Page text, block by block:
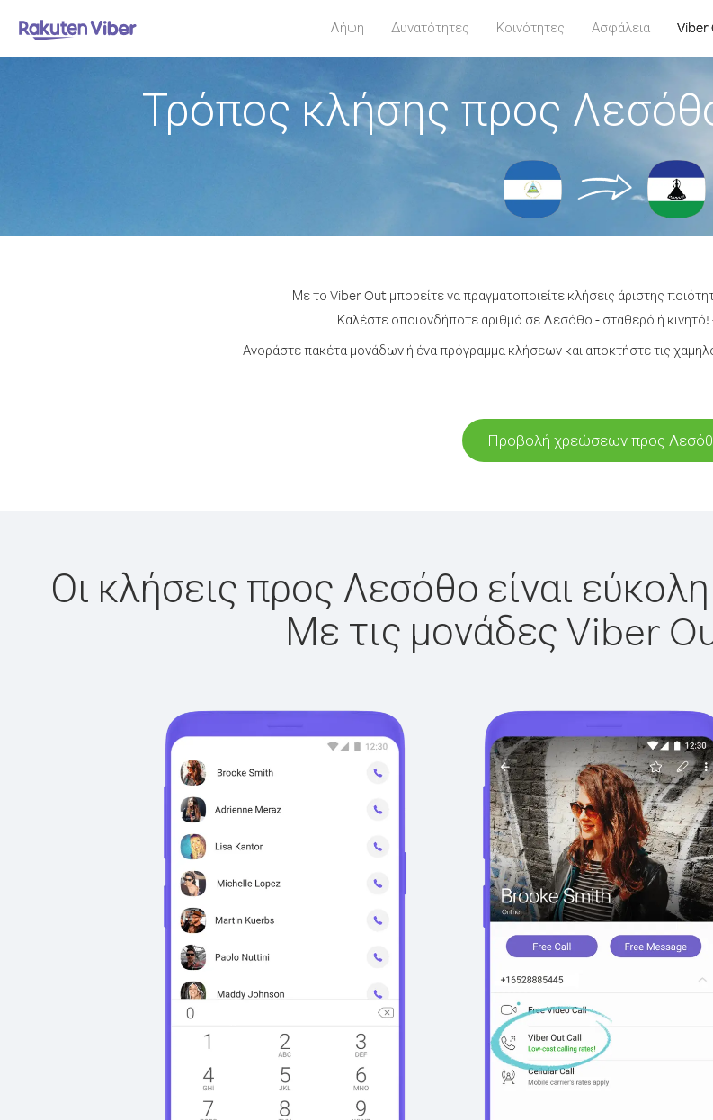
Λήψη Δυνατότητες Κοινότητες Ασφάλεια Viber
Τρόπος κλήσης προς
Με το Viber Out μπορείτε να πραγματοποιείτε κλήσεις άριστης
Καλέστε οποιονδήποτε αριθμό σε Λεσόθο - σταθερό ή
Αγοράστε πακέτα μονάδων ή ένα πρόγραμμα κλήσεων και αποκτήστε τις
Προβολή χρεώσεων προς
Οι κλήσεις προς Λεσόθο είναι
Με τις μονάδες Viber